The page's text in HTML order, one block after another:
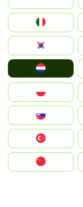
South Korea
United States
中國香港特別行政區